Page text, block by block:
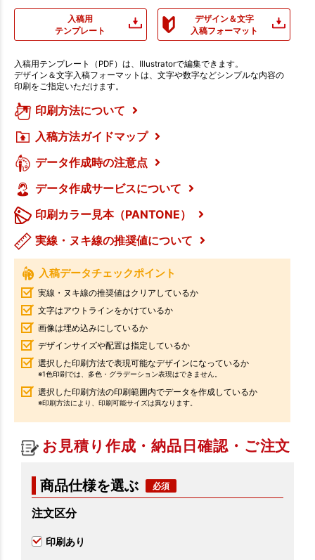
入稿用
テンプレート
デザイン＆文字
入稿フォーマット
入稿用テンプレート（PDF）は、Illustratorで編集できます。
デザイン＆文字入稿フォーマットは、文字や数字などシンプルな内容の
印刷をご指定いただけます。
印刷方法について
入稿方法ガイドマップ
データ作成時の注意点
データ作成サービスについて
印刷カラー見本（PANTONE）
実線・ヌキ線の推奨値について
入稿データチェックポイント
実線・ヌキ線の推奨値はクリアしているか
文字はアウトラインをかけているか
画像は埋め込みにしているか
デザインサイズや配置は指定しているか
選択した印刷方法で表現可能なデザインになっているか
※1色印刷では、多色・グラデーション表現はできません。
選択した印刷方法の印刷範囲内でデータを作成しているか
※印刷方法により、印刷可能サイズは異なります。
お見積り作成・納品日確認・ご注文
商品仕様を選ぶ
注文区分
印刷あり